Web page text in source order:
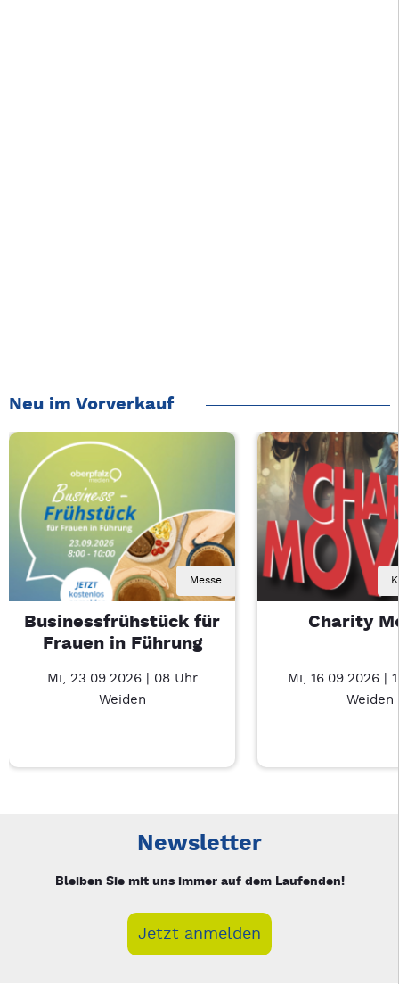
Neu im Vorverkauf
Messe
Businessfrühstück für
Frauen in Führung
Mi, 23.09.2026 | 08 Uhr
Weiden
Charity
Mi, 16.09.2026 |
Weiden
Newsletter
Bleiben Sie mit uns immer auf dem Laufenden!
Jetzt anmelden